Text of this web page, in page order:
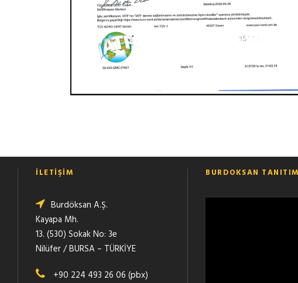
İLETİŞİM
Burdöksan A.Ş.
Kayapa Mh.
13. (530) Sokak No: 3e
Nilüfer / BURSA – TÜRKİYE
+90 224 493 26 06 (pbx)
BURDOKSAN TANITIM